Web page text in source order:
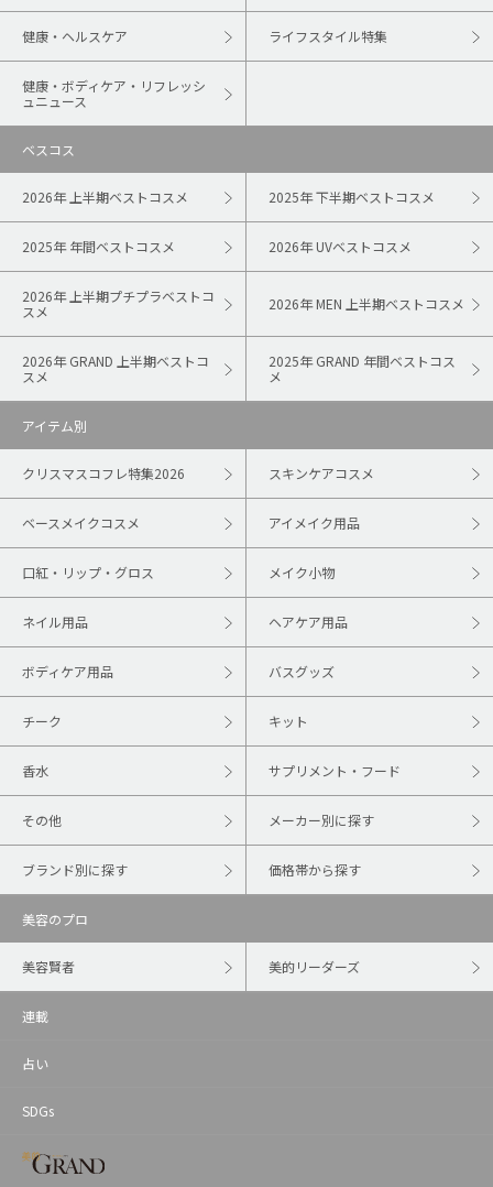
健康・ヘルスケア ライフスタイル特集
健康・ボディケア・リフレッシ
ュニュース
ベスコス
2026年 上半期ベストコスメ 2025年 下半期ベストコスメ
2025年 年間ベストコスメ 2026年 UVベストコスメ
2026年 上半期プチプラベストコ
スメ
2026年 MEN 上半期ベストコスメ
2026年 GRAND 上半期ベストコ
スメ
2025年 GRAND 年間ベストコス
メ
アイテム別
クリスマスコフレ特集2026 スキンケアコスメ
ベースメイクコスメ アイメイク用品
口紅・リップ・グロス メイク小物
ネイル用品 ヘアケア用品
ボディケア用品 バスグッズ
チーク キット
香水 サプリメント・フード
その他 メーカー別に探す
ブランド別に探す 価格帯から探す
美容のプロ
美容賢者 美的リーダーズ
連載
占い
SDGs